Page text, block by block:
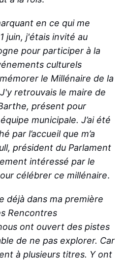
en ce qui me
juin, j'étais invité au
pour participer à la
culturels
le Millénaire de la
retrouvais le maire de
présent pour
municipale. J’ai été
par l’accueil que m’a
président du Parlament
intéressé par le
célébrer ce millénaire.
déjà dans ma première
Rencontres
ont ouvert des pistes
de ne pas explorer. Car
à plusieurs titres. Y ont